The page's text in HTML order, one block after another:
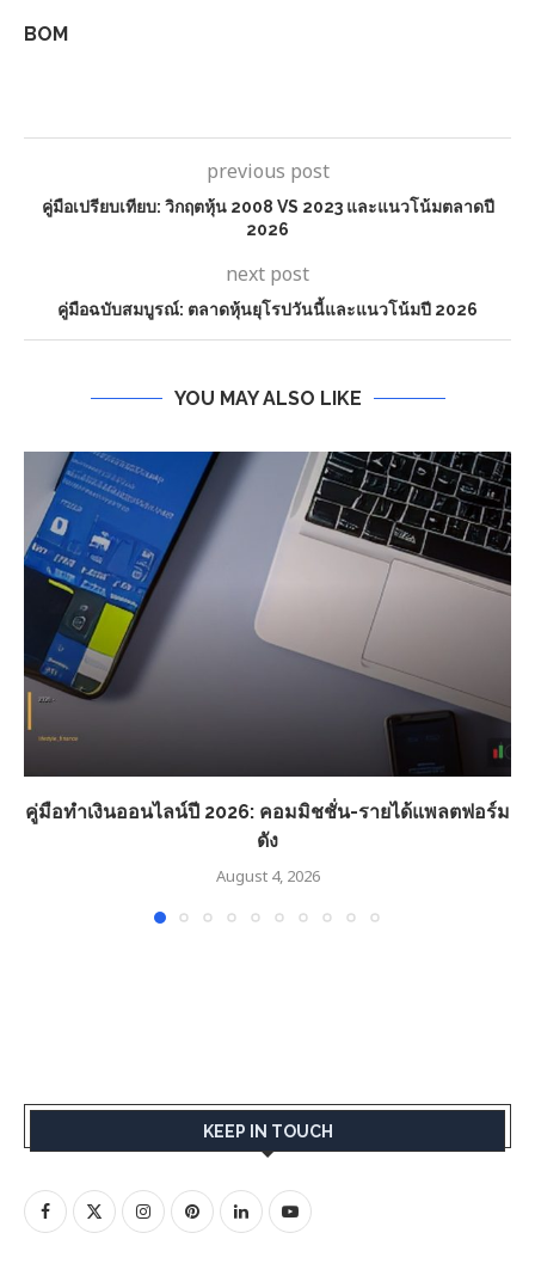
BOM
previous post
คู่มือเปรียบเทียบ: วิกฤตหุ้น 2008 VS 2023 และแนวโน้มตลาดปี
2026
next post
คู่มือฉบับสมบูรณ์: ตลาดหุ้นยุโรปวันนี้และแนวโน้มปี 2026
YOU MAY ALSO LIKE
คู่มือทำเงินออนไลน์ปี 2026: คอมมิชชั่น-รายได้แพลตฟอร์ม
ดัง
August 4, 2026
KEEP IN TOUCH